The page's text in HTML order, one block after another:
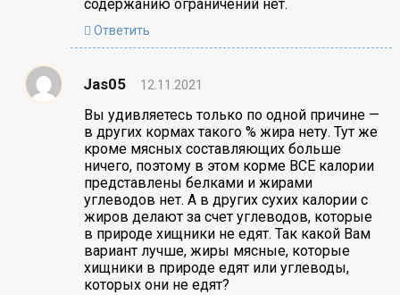
содержанию ограничений нет.
Ответить
Jas05 12.11.2021
Вы удивляетесь только по одной причине —
в других кормах такого % жира нету. Тут же
кроме мясных составляющих больше
ничего, поэтому в этом корме ВСЕ калории
представлены белками и жирами
углеводов нет. А в других сухих калории с
жиров делают за счет углеводов, которые
в природе хищники не едят. Так какой Вам
вариант лучше, жиры мясные, которые
хищники в природе едят или углеводы,
которых они не едят?